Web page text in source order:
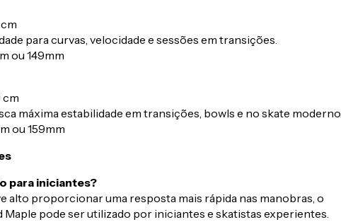
para curvas, velocidade e sessões em transições.
ou 149mm
cm
máxima estabilidade em transições, bowls e no skate moderno.
ou 159mm
para iniciantes?
alto proporcionar uma resposta mais rápida nas manobras, o
Maple pode ser utilizado por iniciantes e skatistas experientes.